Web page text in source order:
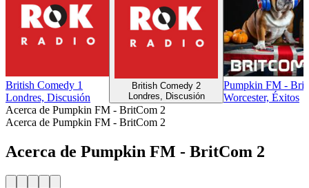
British Comedy 1
Londres, Discusión
British Comedy 2
Londres, Discusión
Pumpkin FM -
Worcester, Éxitos
Acerca de Pumpkin FM - BritCom 2
Acerca de Pumpkin FM - BritCom 2
Acerca de Pumpkin FM - BritCom 2